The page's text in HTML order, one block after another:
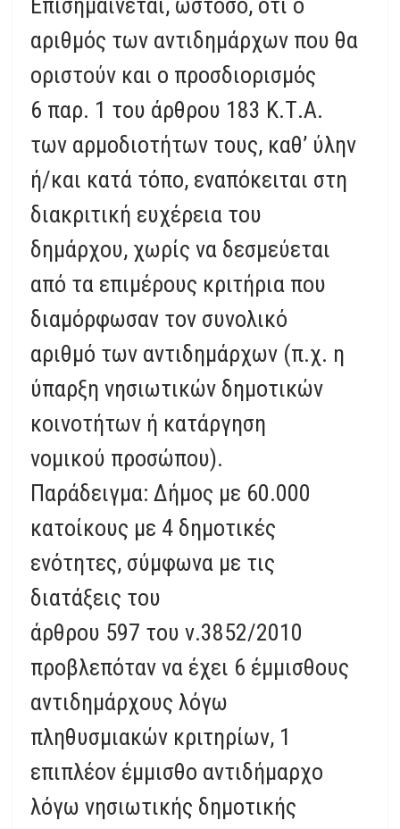
Επισημαίνεται, ωστόσο, ότι ο
αριθμός των αντιδημάρχων που θα
οριστούν και ο προσδιορισμός
6 παρ. 1 του άρθρου 183 Κ.Τ.Α.
των αρμοδιοτήτων τους, καθ’ ύλην
ή/και κατά τόπο, εναπόκειται στη
διακριτική ευχέρεια του
δημάρχου, χωρίς να δεσμεύεται
από τα επιμέρους κριτήρια που
διαμόρφωσαν τον συνολικό
αριθμό των αντιδημάρχων (π.χ. η
ύπαρξη νησιωτικών δημοτικών
κοινοτήτων ή κατάργηση
νομικού προσώπου).
Παράδειγμα: Δήμος με 60.000
κατοίκους με 4 δημοτικές
ενότητες, σύμφωνα με τις
διατάξεις του
άρθρου 597 του ν.3852/2010
προβλεπόταν να έχει 6 έμμισθους
αντιδημάρχους λόγω
πληθυσμιακών κριτηρίων, 1
επιπλέον έμμισθο αντιδήμαρχο
λόγω νησιωτικής δημοτικής